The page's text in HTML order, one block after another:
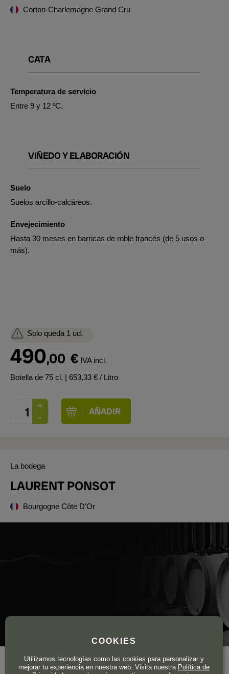
Corton-Charlemagne Grand Cru
CATA
Temperatura de servicio
Entre 9 y 12 ºC.
VIÑEDO Y ELABORACIÓN
Suelo
Suelos arcillo-calcáreos.
Envejecimiento
Hasta 30 meses en barricas de roble francés (de 5 usos o
más).
Solo queda 1 ud.
490,00 € IVA incl.
Botella de 75 cl. | 653,33 € / Litro
La bodega
LAURENT PONSOT
Bourgogne Côte D'Or
Superficie total de viñedo 7 ha.
COOKIES
Utilizamos tecnologías como las cookies para personalizar y
mejorar tu experiencia en nuestra web. Visita nuestra Política de